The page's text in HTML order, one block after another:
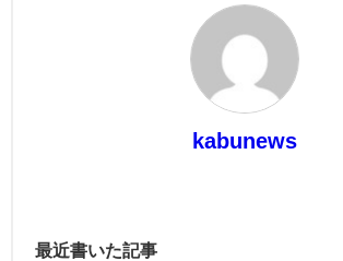
kabunews
最近書いた記事